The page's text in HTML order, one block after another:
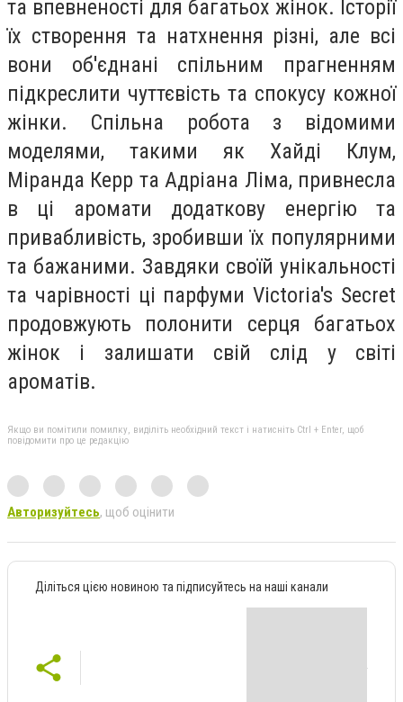
та впевненості для багатьох жінок. Історії
їх створення та натхнення різні, але всі
вони об'єднані спільним прагненням
підкреслити чуттєвість та спокусу кожної
жінки. Спільна робота з відомими
моделями, такими як Хайді Клум,
Міранда Керр та Адріана Ліма, привнесла
в ці аромати додаткову енергію та
привабливість, зробивши їх популярними
та бажаними. Завдяки своїй унікальності
та чарівності ці парфуми Victoria's Secret
продовжують полонити серця багатьох
жінок і залишати свій слід у світі
ароматів.
Якщо ви помітили помилку, виділіть необхідний текст і натисніть Ctrl + Enter, щоб
повідомити про це редакцію
Авторизуйтесь, щоб оцінити
Діліться цією новиною та підписуйтесь на наші канали